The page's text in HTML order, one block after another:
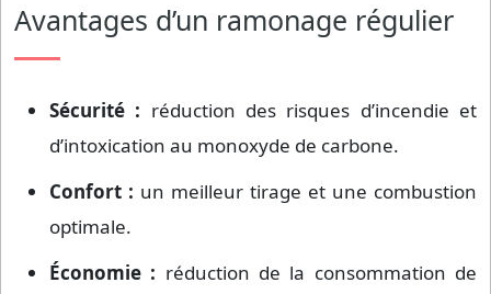
Avantages d’un ramonage régulier
Sécurité : réduction des risques d’incendie et
d’intoxication au monoxyde de carbone.
Confort : un meilleur tirage et une combustion
optimale.
Économie : réduction de la consommation de